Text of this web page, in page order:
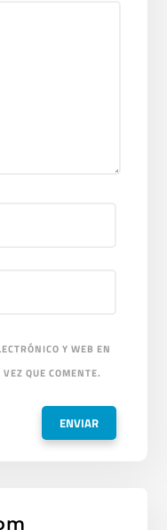
Y WEB EN
QUE COMENTE.